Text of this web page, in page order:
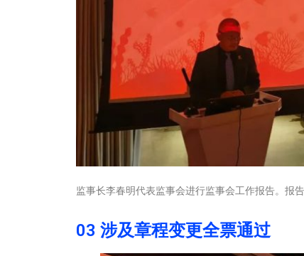
监事长李春明代表监事会进行监事会工作报告。报
03 涉及章程变更全票通过